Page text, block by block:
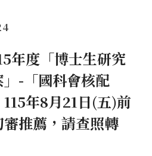
年度「博士生研究
-「國科會核配
年8月21日(五)前
推薦，請查照轉